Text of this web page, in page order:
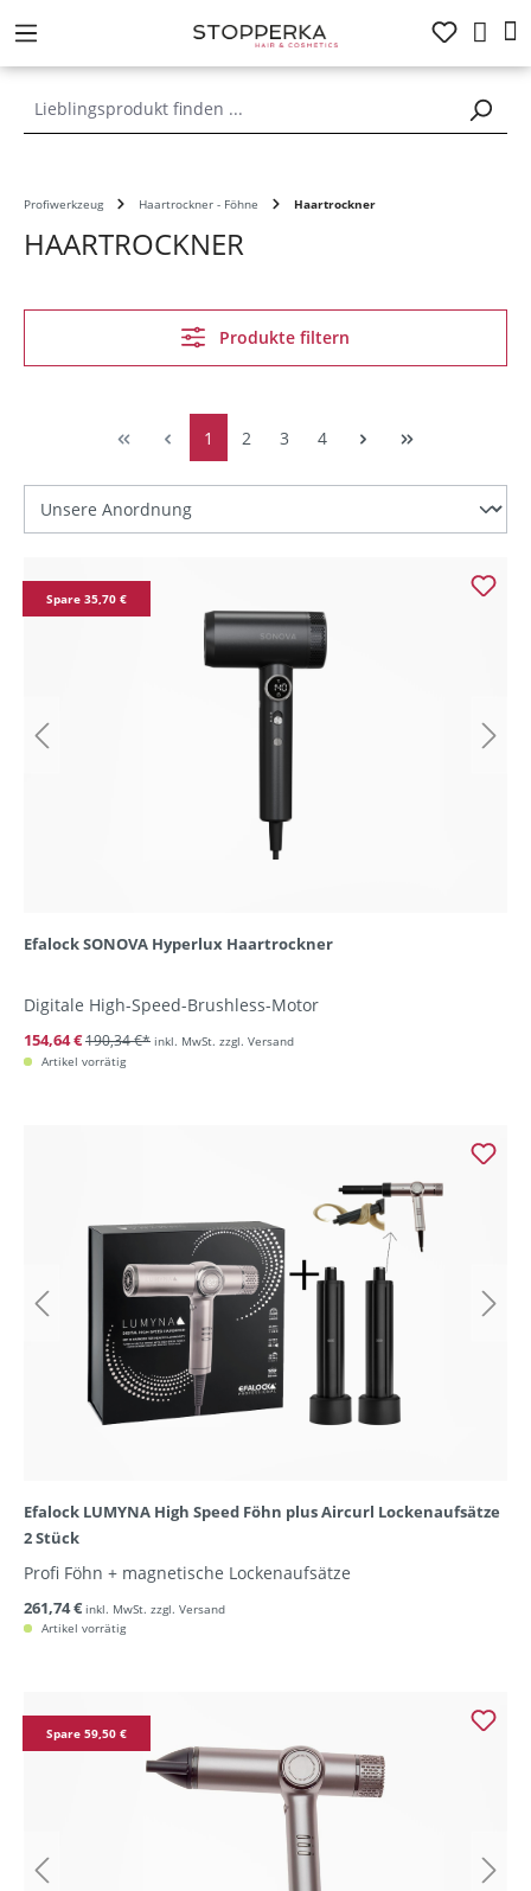
springen
Profiwerkzeug Haartrockner - Föhne Haartrockner
HAARTROCKNER
Produkte filtern
1 2 3 4
Spare 35,70 €
Efalock SONOVA Hyperlux Haartrockner
Digitale High-Speed-Brushless-Motor
154,64 €190,34 €* inkl. MwSt. zzgl. Versand
Artikel vorrätig
Efalock LUMYNA High Speed Föhn plus Aircurl Lockenaufsätze
2 Stück
Profi Föhn + magnetische Lockenaufsätze
261,74 € inkl. MwSt. zzgl. Versand
Artikel vorrätig
Spare 59,50 €